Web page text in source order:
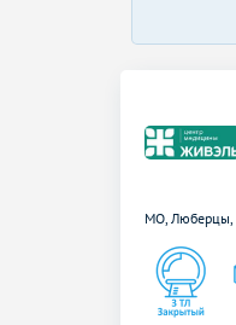
МО, Люберцы,